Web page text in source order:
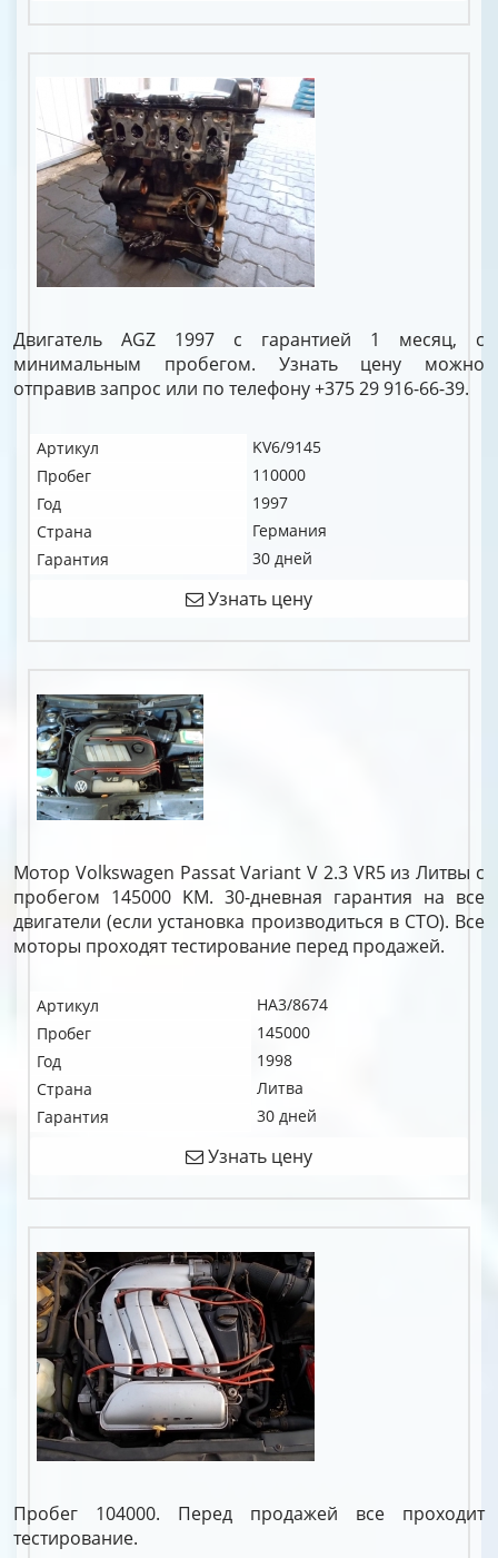
Двигатель AGZ 1997 с гарантией 1 месяц, с
минимальным пробегом. Узнать цену можно
отправив запрос или по телефону +375 29 916-66-39.
Артикул
KV6/9145
Пробег
110000
Год
1997
Страна
Германия
Гарантия
30 дней
Узнать цену
Мотор Volkswagen Passat Variant V 2.3 VR5 из Литвы с
пробегом 145000 KM. 30-дневная гарантия на все
двигатели (если установка производиться в СТО). Все
моторы проходят тестирование перед продажей.
Артикул
HA3/8674
Пробег
145000
Год
1998
Страна
Литва
Гарантия
30 дней
Узнать цену
Пробег 104000. Перед продажей все проходит
тестирование.